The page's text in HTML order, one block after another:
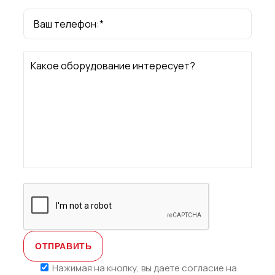
ОТПРАВИТЬ
Ваш телефон:*
Какое оборудование интересует?
Нажимая на кнопку, вы даете согласие на